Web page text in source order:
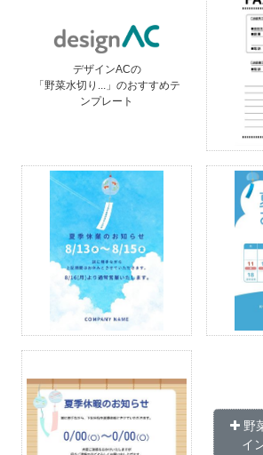
デザインACの
「野菜水切り...」のおすすめテ
ンプレート
野
イ